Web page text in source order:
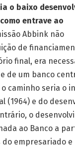
o baixo
entrave ao
Abbink não
de
final, era
de um banco
caminho seria o
(1964) e do
o
ao Banco a
empresariado e